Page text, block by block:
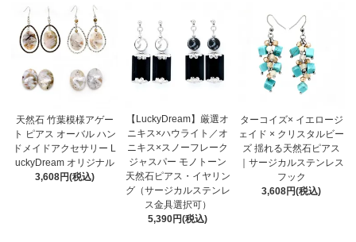
天然石 竹葉模様アゲー
ト ピアス オーバル ハン
ドメイドアクセサリー L
uckyDream オリジナル
3,608円(税込)
【LuckyDream】厳選オ
ニキス×ハウライト／オ
ニキス×スノーフレーク
ジャスパー モノトーン
天然石ピアス・イヤリン
グ（サージカルステンレ
ス金具選択可）
5,390円(税込)
ターコイズ× イエロージ
ェイド × クリスタルビー
ズ 揺れる天然石ピアス
｜サージカルステンレス
フック
3,608円(税込)